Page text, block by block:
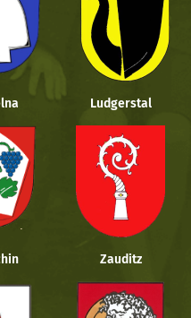
Ludgerstal
Zauditz